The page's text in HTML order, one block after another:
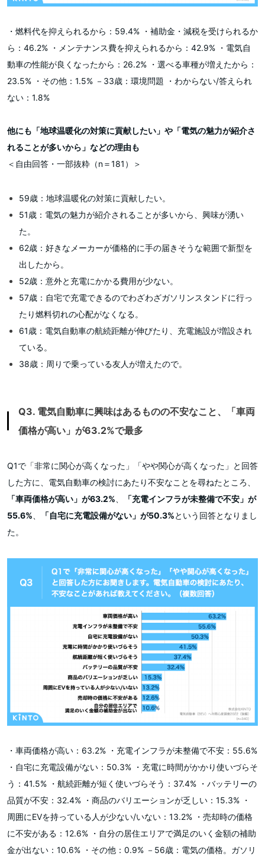
・燃料代を抑えられるから：59.4% ・補助金・減税を受けられるか
ら：46.2% ・メンテナンス費を抑えられるから：42.9% ・電気自
動車の性能が良くなったから：26.2% ・選べる車種が増えたから：
23.5% ・その他：1.5% －33歳：環境問題 ・わからない/答えられ
ない：1.8%
他にも「地球温暖化の対策に貢献したい」や「電気の魅力が紹介さ
れることが多いから」などの理由も
＜自由回答・一部抜粋（n＝181）＞
59歳：地球温暖化の対策に貢献したい。
51歳：電気の魅力が紹介されることが多いから、興味が湧い
た。
62歳：好きなメーカーが価格的に手の届きそうな範囲で新型を
出したから。
52歳：意外と充電にかかる費用が少ない。
57歳：自宅で充電できるのでわざわざガソリンスタンドに行っ
たり燃料切れの心配がなくなる。
61歳：電気自動車の航続距離が伸びたり、充電施設が増設され
ている。
38歳：周りで乗っている友人が増えたので。
Q3. 電気自動車に興味はあるものの不安なこと、「車両
価格が高い」が63.2%で最多
Q1で「非常に関心が高くなった」「やや関心が高くなった」と回答
した方に、電気自動車の検討にあたり不安なことを尋ねたところ、
「車両価格が高い」が63.2%、
「充電インフラが未整備で不安」が
55.6%、 「自宅に充電設備がない」が50.3%という回答となりまし
た。
・車両価格が高い：63.2% ・充電インフラが未整備で不安：55.6%
・自宅に充電設備がない：50.3% ・充電に時間がかかり使いづらそ
う：41.5% ・航続距離が短く使いづらそう：37.4% ・バッテリーの
品質が不安：32.4% ・商品のバリエーションが乏しい：15.3% ・
周囲にEVを持っている人が少ない/いない：13.2% ・売却時の価格
に不安がある：12.6% ・自分の居住エリアで満足のいく金額の補助
金が出ない：10.6% ・その他：0.9% －56歳：電気の価格。ガソリ